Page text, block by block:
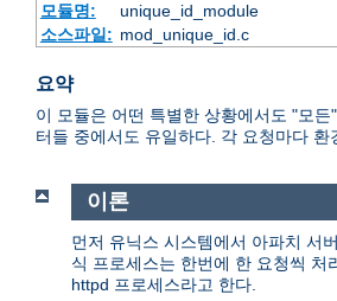
모듈명:
unique_id_module
소스파일: mod_unique_id.c
요약
이 모듈은 어떤 특별한 상황에서도 "모
터들 중에서도 유일하다. 각 요청마다 환
이론
먼저 유닉스 시스템에서 아파치 서
식 프로세스는 한번에 한 요청씩
httpd 프로세스라고 한다.